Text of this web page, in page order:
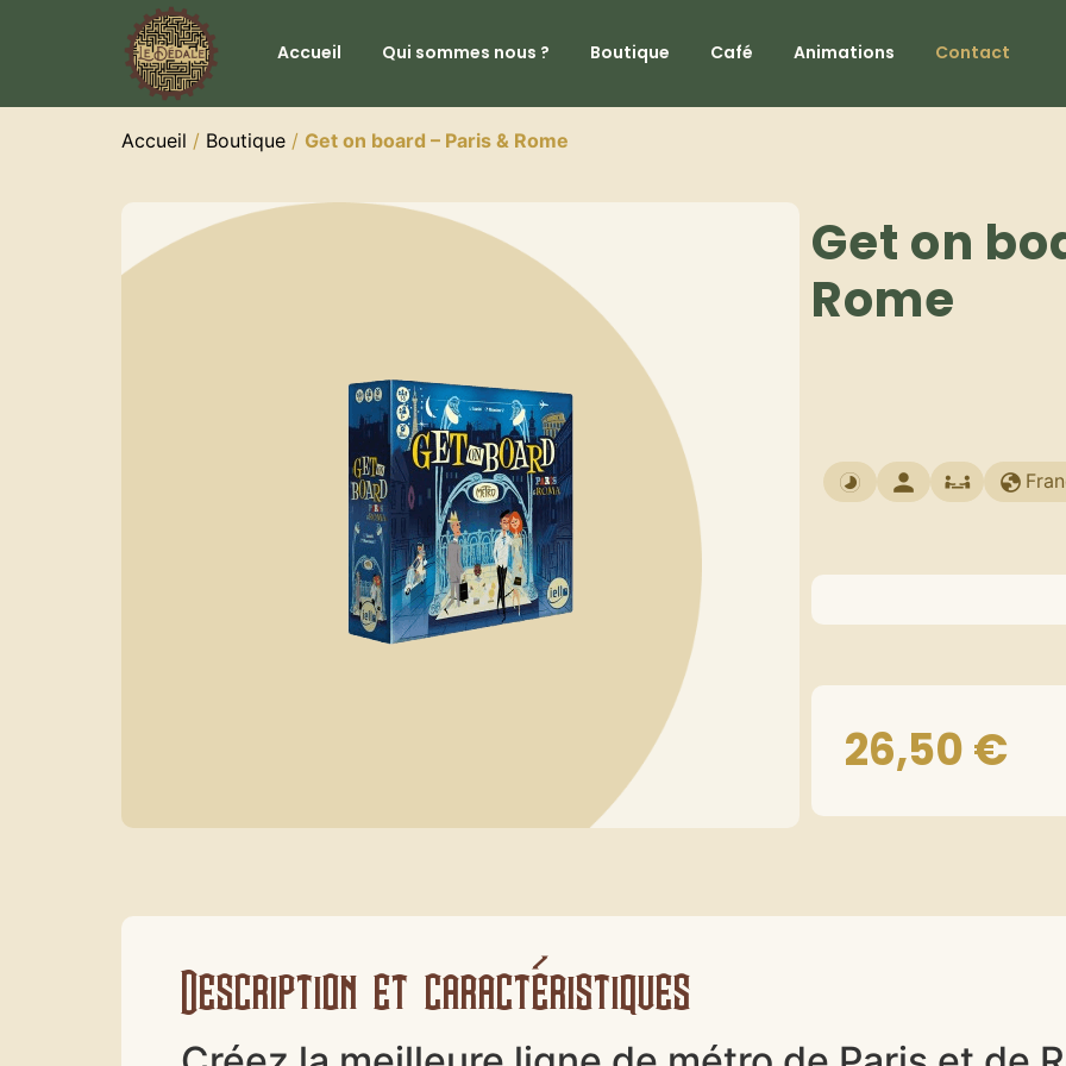
Accueil Qui sommes nous ? Boutique Café Animations Contact
Accueil / Boutique / Get on board – Paris & Rome
Get on
Rome
26,50€
Description et caractéristiques